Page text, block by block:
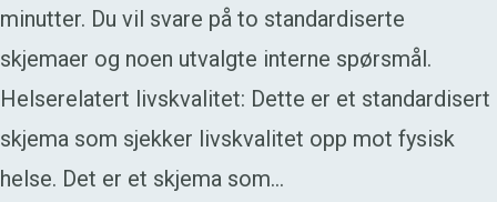
minutter. Du vil svare på to standardiserte
skjemaer og noen utvalgte interne spørsmål.
Helserelatert livskvalitet: Dette er et standardisert
skjema som sjekker livskvalitet opp mot fysisk
helse. Det er et skjema som…